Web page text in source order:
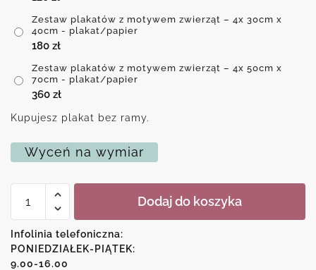
Zestaw plakatów z motywem zwierząt – 4x 30cm x
40cm - plakat/papier
180 zł
Zestaw plakatów z motywem zwierząt – 4x 50cm x
70cm - plakat/papier
360 zł
Kupujesz plakat bez ramy.
Wyceń na wymiar
Zestaw
plakatów
motywem
zwierząt
Dodaj do koszyka
Infolinia telefoniczna:
PONIEDZIAŁEK-PIĄTEK:
9.00-16.00